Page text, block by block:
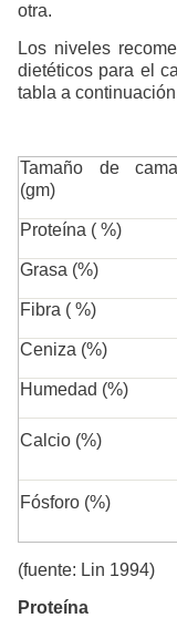
otra.
Los niveles
dietéticos para el
tabla a
Tamaño de
(gm)
Proteína ( %)
Grasa (%)
Fibra ( %)
Ceniza (%)
Humedad (%)
Calcio (%)
Fósforo (%)
(fuente: Lin 1994)
Proteína